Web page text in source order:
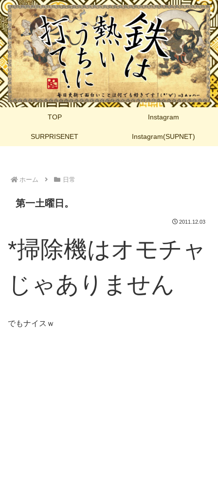
TOP Instagram
SURPRISENET Instagram(SUPNET)
ホーム 日常
第一土曜日。
2011.12.03
*掃除機はオモチャ
じゃありません
でもナイスｗ